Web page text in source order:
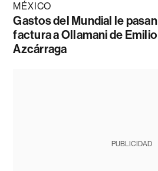
MÉXICO
Gastos del Mundial le pasan
factura a Ollamani de Emilio
Azcárraga
PUBLICIDAD